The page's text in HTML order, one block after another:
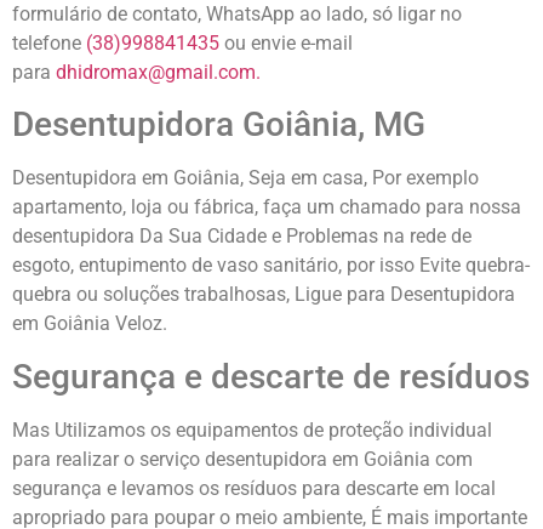
formulário de contato, WhatsApp ao lado, só ligar no
telefone (38)998841435 ou envie e-mail
para dhidromax@gmail.com.
Desentupidora Goiânia, MG
Desentupidora em Goiânia, Seja em casa, Por exemplo
apartamento, loja ou fábrica, faça um chamado para nossa
desentupidora Da Sua Cidade e Problemas na rede de
esgoto, entupimento de vaso sanitário, por isso Evite quebra-
quebra ou soluções trabalhosas, Ligue para Desentupidora
em Goiânia Veloz.
Segurança e descarte de resíduos
Mas Utilizamos os equipamentos de proteção individual
para realizar o serviço desentupidora em Goiânia com
segurança e levamos os resíduos para descarte em local
apropriado para poupar o meio ambiente, É mais importante